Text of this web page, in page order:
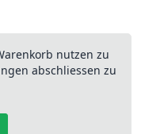
nutzen zu
abschliessen zu